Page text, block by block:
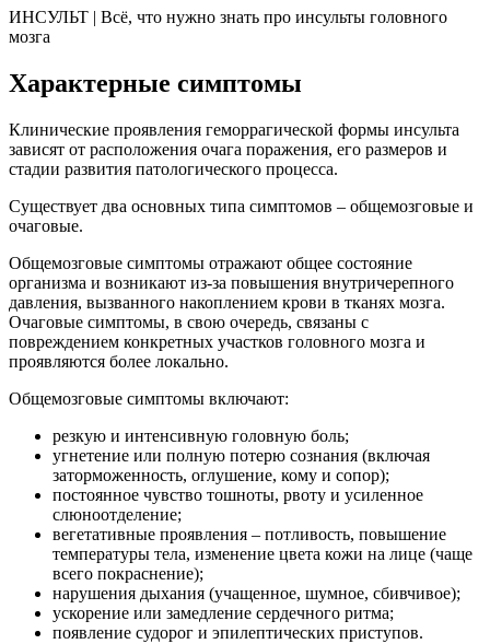
ИНСУЛЬТ | Всё, что нужно знать про инсульты головного
мозга
Характерные симптомы
Клинические проявления геморрагической формы инсульта
зависят от расположения очага поражения, его размеров и
стадии развития патологического процесса.
Существует два основных типа симптомов – общемозговые и
очаговые.
Общемозговые симптомы отражают общее состояние
организма и возникают из-за повышения внутричерепного
давления, вызванного накоплением крови в тканях мозга.
Очаговые симптомы, в свою очередь, связаны с
повреждением конкретных участков головного мозга и
проявляются более локально.
Общемозговые симптомы включают:
резкую и интенсивную головную боль;
угнетение или полную потерю сознания (включая
заторможенность, оглушение, кому и сопор);
постоянное чувство тошноты, рвоту и усиленное
слюноотделение;
вегетативные проявления – потливость, повышение
температуры тела, изменение цвета кожи на лице (чаще
всего покраснение);
нарушения дыхания (учащенное, шумное, сбивчивое);
ускорение или замедление сердечного ритма;
появление судорог и эпилептических приступов.